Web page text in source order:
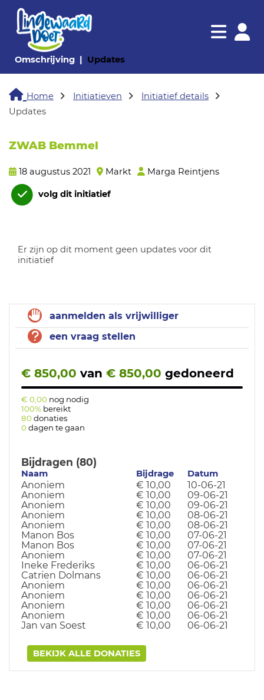
Omschrijving(huidige pagina)
Updates(huidige pagina)
Navigatie
Home Initiatieven
Initiatief details
Updates
ZWAB Bemmel
18 augustus 2021 Markt Marga Reintjens
volg dit initiatief
Er zijn op dit moment geen updates voor dit
initiatief
aanmelden als vrijwilliger
een vraag stellen
€ 850,00 van € 850,00 gedoneerd
€ 0,00 nog nodig
100% bereikt
80donaties
0dagen te gaan
Bijdragen (80)
Naam Bijdrage Datum
Anoniem € 10,00
10-06-21
Anoniem
€ 10,00
09-06-21
Anoniem
€ 10,00
09-06-21
Anoniem
€ 10,00
08-06-21
Anoniem
€ 10,00
08-06-21
Manon Bos
€ 10,00
07-06-21
Manon Bos
€ 10,00
07-06-21
Anoniem
€ 10,00
07-06-21
Ineke Frederiks
€ 10,00
06-06-21
Catrien Dolmans
€ 10,00
06-06-21
Anoniem
€ 10,00
06-06-21
Anoniem
€ 10,00
06-06-21
Anoniem
€ 10,00
06-06-21
Anoniem
€ 10,00
06-06-21
Jan van Soest
€ 10,00 06-06-21
BEKIJK ALLE DONATIES